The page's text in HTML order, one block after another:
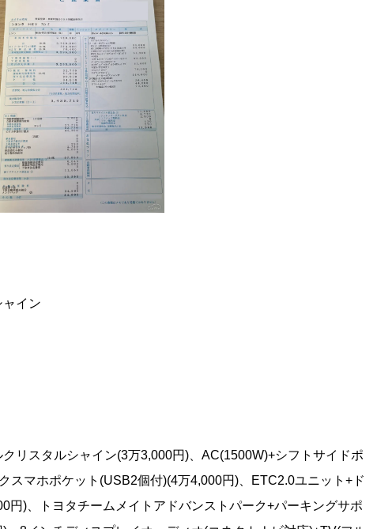
イン
リスタルシャイン(3万3,000円)、AC(1500W)+シフトサイドポ
スマホポケット(USB2個付)(4万4,000円)、ETC2.0ユニット+ド
円)、トヨタチームメイトアドバンストパーク+パーキングサポ